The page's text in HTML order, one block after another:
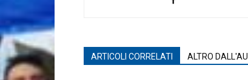
ARTICOLI CORRELATI ALTRO